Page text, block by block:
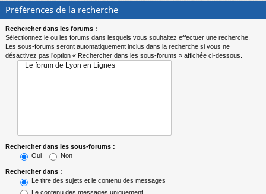
Préférences de la recherche
Rechercher dans les forums :
Sélectionnez le ou les forums dans lesquels vous souhaitez effectuer une recherche.
Les sous-forums seront automatiquement inclus dans la recherche si vous ne
désactivez pas l’option « Rechercher dans les sous-forums » affichée ci-dessous.
Rechercher dans les sous-forums :
Oui
Non
Rechercher dans :
Le titre des sujets et le contenu des messages
Le contenu des messages uniquement